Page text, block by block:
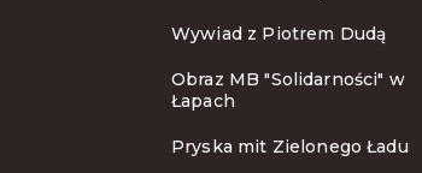
Wywiad z Piotrem Dudą
Obraz MB "Solidarności" w
Łapach
Pryska mit Zielonego Ładu